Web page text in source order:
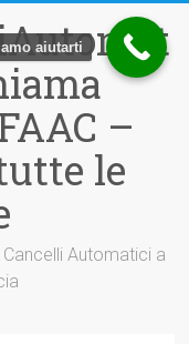
–
le
Automatici a
aiutarti